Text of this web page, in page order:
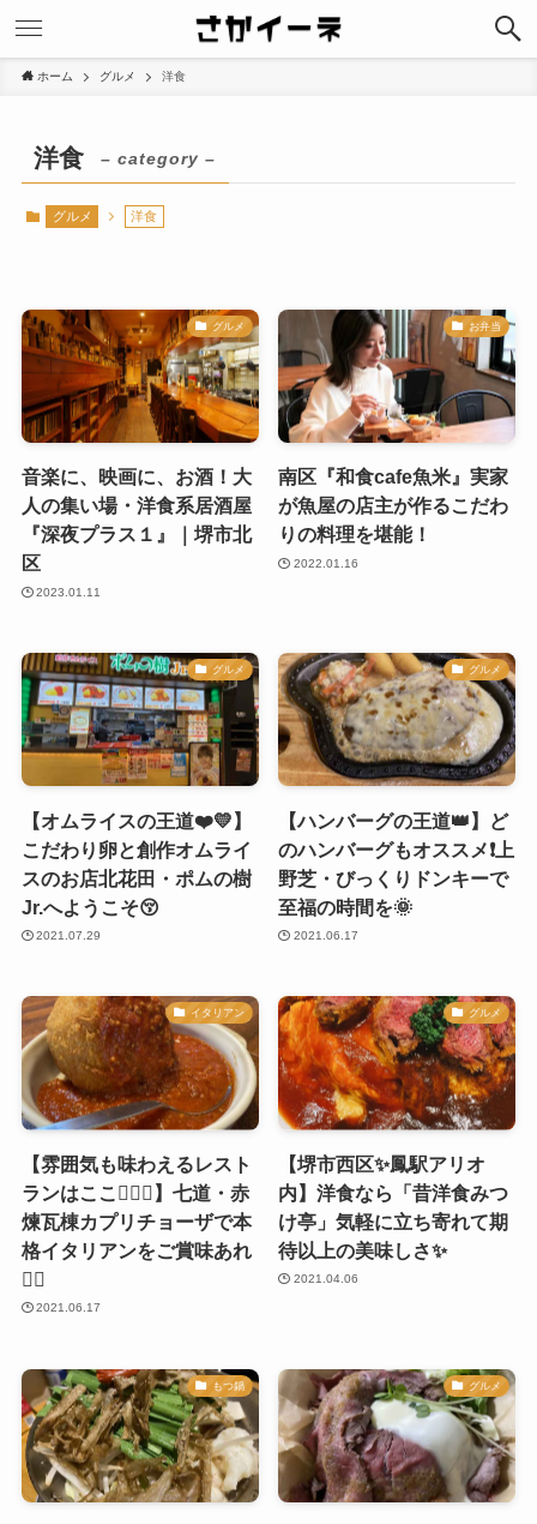
ホーム グルメ 洋食
洋食 – category –
グルメ 洋食
グルメ
音楽に、映画に、お酒！大
人の集い場・洋食系居酒屋
『深夜プラス１』｜堺市北
区
2023.01.11
お弁当
南区『和食cafe魚米』実家
が魚屋の店主が作るこだわ
りの料理を堪能！
2022.01.16
グルメ
【オムライスの王道❤️💛】
こだわり卵と創作オムライ
スのお店北花田・ポムの樹
Jr.へようこそ😚
2021.07.29
グルメ
【ハンバーグの王道👑】ど
のハンバーグもオススメ❗️上
野芝・びっくりドンキーで
至福の時間を🌞
2021.06.17
イタリアン
【雰囲気も味わえるレスト
ランはここ🙋‍♀️✨】七道・赤
煉瓦棟カプリチョーザで本
格イタリアンをご賞味あれ
🙆‍♀️
2021.06.17
グルメ
【堺市西区✨鳳駅アリオ
内】洋食なら「昔洋食みつ
け亭」気軽に立ち寄れて期
待以上の美味しさ✨
2021.04.06
もつ鍋 グルメ